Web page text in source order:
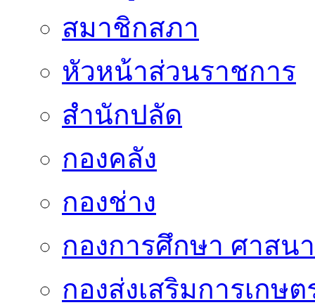
สมาชิกสภา
หัวหน้าส่วนราชการ
สำนักปลัด
กองคลัง
กองช่าง
กองการศึกษา ศาสน
กองส่งเสริมการเกษต